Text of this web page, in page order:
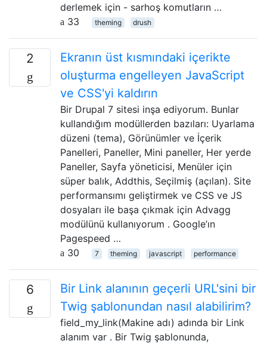
derlemek için - sarhoş komutların …
33
theming drush
2
Ekranın üst kısmındaki içerikte
oluşturma engelleyen JavaScript
ve CSS'yi kaldırın
Bir Drupal 7 sitesi inşa ediyorum. Bunlar
kullandığım modüllerden bazıları: Uyarlama
düzeni (tema), Görünümler ve İçerik
Panelleri, Paneller, Mini paneller, Her yerde
Paneller, Sayfa yöneticisi, Menüler için
süper balık, Addthis, Seçilmiş (açılan). Site
performansımı geliştirmek ve CSS ve JS
dosyaları ile başa çıkmak için Advagg
modülünü kullanıyorum . Google’ın
Pagespeed …
30
7 theming javascript performance
6
Bir Link alanının geçerli URL'sini bir
Twig şablonundan nasıl alabilirim?
field_my_link(Makine adı) adında bir Link
alanım var . Bir Twig şablonunda,